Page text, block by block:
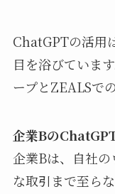
ChatGPTの活用
目を浴びていま
ープとZEALSで
企業Bの
企業Bは、自社
な取引まで至ら